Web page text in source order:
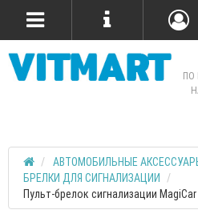
ПО
АВТОМОБИЛЬНЫЕ
БРЕЛКИ ДЛЯ СИГНАЛИЗАЦИИ
Пульт-брелок сигнализации